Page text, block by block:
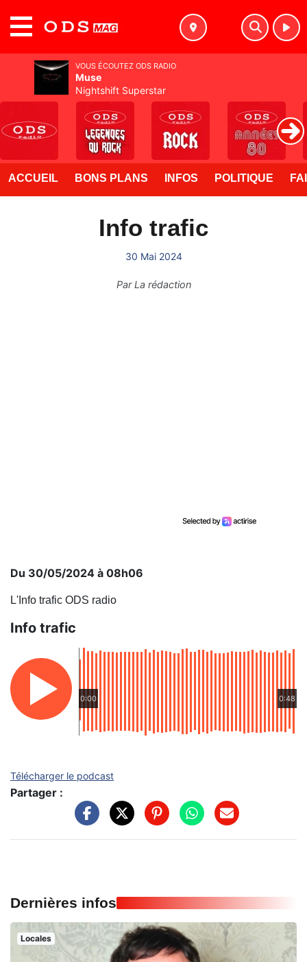
ACCUEIL BONS PLANS INFOS POLITIQUE
Info trafic
30 Mai 2024
ParLa rédaction
Du 30/05/2024 à 08h06
L'Info trafic ODS radio
Info trafic
0:00 0:48
Télécharger le podcast
Partager :
Dernières infos
Locales
VOUS ÉCOUTEZ ODS RADIO
Muse
Nightshift Superstar